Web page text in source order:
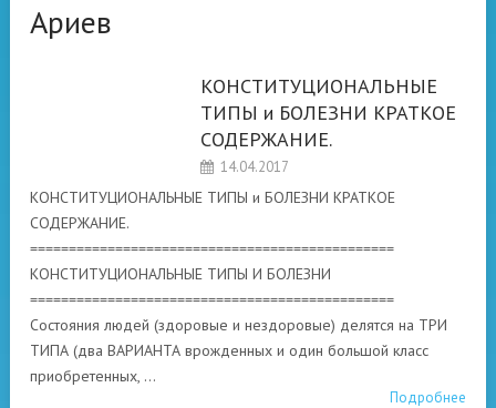
Ариев
КОНСТИТУЦИОНАЛЬНЫЕ
ТИПЫ и БОЛЕЗНИ КРАТКОЕ
СОДЕРЖАНИЕ.
14.04.2017
КОНСТИТУЦИОНАЛЬНЫЕ ТИПЫ и БОЛЕЗНИ КРАТКОЕ
СОДЕРЖАНИЕ.
===============================================
КОНСТИТУЦИОНАЛЬНЫЕ ТИПЫ И БОЛЕЗНИ
===============================================
Состояния людей (здоровые и нездоровые) делятся на ТРИ
ТИПА (два ВАРИАНТА врожденных и один большой класс
приобретенных, …
Подробнее